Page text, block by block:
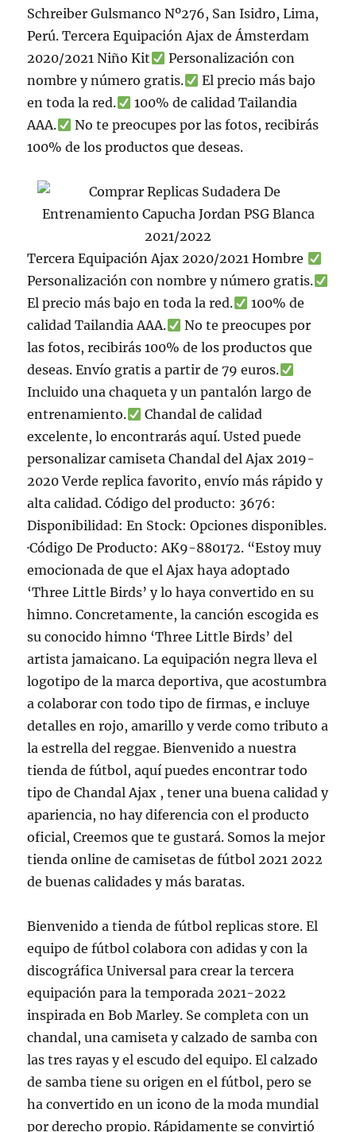
Schreiber Gulsmanco Nº276, San Isidro, Lima,
Perú. Tercera Equipación Ajax de Ámsterdam
2020/2021 Niño Kit
Personalización con
nombre y número gratis.
El precio más bajo
en toda la red.
100% de calidad Tailandia
AAA.
No te preocupes por las fotos, recibirás
100% de los productos que deseas.
Tercera Equipación Ajax 2020/2021 Hombre
Personalización con nombre y número gratis.
El precio más bajo en toda la red.
100% de
calidad Tailandia AAA.
No te preocupes por
las fotos, recibirás 100% de los productos que
deseas. Envío gratis a partir de 79 euros.
Incluido una chaqueta y un pantalón largo de
entrenamiento.
Chandal de calidad
excelente, lo encontrarás aquí. Usted puede
personalizar camiseta Chandal del Ajax 2019-
2020 Verde replica favorito, envío más rápido y
alta calidad. Código del producto: 3676:
Disponibilidad: En Stock: Opciones disponibles.
·Código De Producto: AK9-880172. “Estoy muy
emocionada de que el Ajax haya adoptado
‘Three Little Birds’ y lo haya convertido en su
himno. Concretamente, la canción escogida es
su conocido himno ‘Three Little Birds’ del
artista jamaicano. La equipación negra lleva el
logotipo de la marca deportiva, que acostumbra
a colaborar con todo tipo de firmas, e incluye
detalles en rojo, amarillo y verde como tributo a
la estrella del reggae. Bienvenido a nuestra
tienda de fútbol, aquí puedes encontrar todo
tipo de Chandal Ajax , tener una buena calidad y
apariencia, no hay diferencia con el producto
oficial, Creemos que te gustará. Somos la mejor
tienda online de camisetas de fútbol 2021 2022
de buenas calidades y más baratas.
Bienvenido a tienda de fútbol replicas store. El
equipo de fútbol colabora con adidas y con la
discográfica Universal para crear la tercera
equipación para la temporada 2021-2022
inspirada en Bob Marley. Se completa con un
chandal, una camiseta y calzado de samba con
las tres rayas y el escudo del equipo. El calzado
de samba tiene su origen en el fútbol, pero se
ha convertido en un icono de la moda mundial
por derecho propio. Rápidamente se convirtió